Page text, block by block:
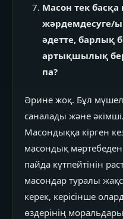
Масон тек
жәрдемдесуге/
әдетте, барлық
артықшылық
па?
Әрине жоқ. Бұл
саналады және
Масондыққа кірген
масондық
пайда күтпейтінін
масондар туралы
керек, керісінше
өздерінің